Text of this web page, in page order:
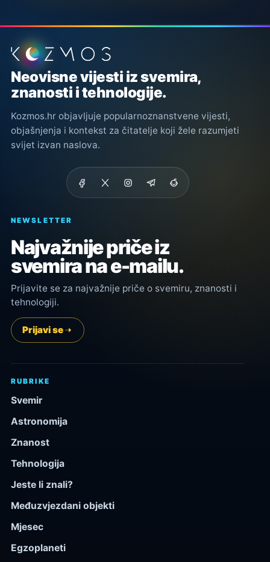
Podnožje stranice
Neovisne vijesti iz svemira,
znanosti i tehnologije.
Kozmos.hr objavljuje popularnoznanstvene vijesti,
objašnjenja i kontekst za čitatelje koji žele razumjeti
svijet izvan naslova.
NEWSLETTER
Najvažnije priče iz
svemira na e-mailu.
Prijavite se za najvažnije priče o svemiru, znanosti i
tehnologiji.
Prijavi se
RUBRIKE
Svemir
Astronomija
Znanost
Tehnologija
Jeste li znali?
Međuzvjezdani objekti
Mjesec
Egzoplaneti